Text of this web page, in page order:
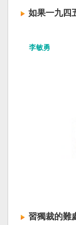
如果一九四
李敏勇
習獨裁的難